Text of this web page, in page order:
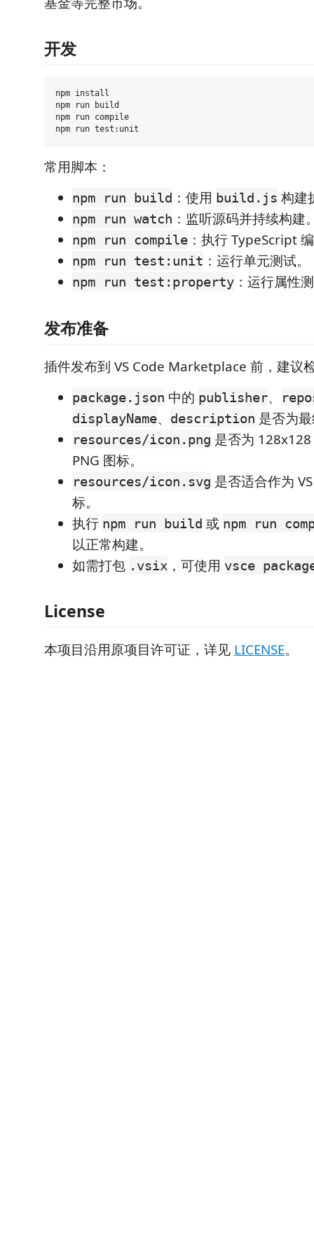
开发
npm install
npm run build
npm run compile
常用脚本：
npm run build ：使用 build.js 构建
npm run watch ：监听源码并持续构建
npm run compile ：执行 TypeScript
npm run test:unit ：运行单元测试。
npm run test:property ：运行属性
发布准备
插件发布到 VS Code Marketplace 前，建议
package.json 中的 publisher、
displayName、 description 是否为
resources/icon.png 是否为
PNG 图标。
resources/icon.svg 是否适合作为
标。
执行 npm run build 或 npm run
以正常构建。
如需打包 .vsix ，可使用 vsce
License
本项目沿用原项目许可证，详见 LICENSE。